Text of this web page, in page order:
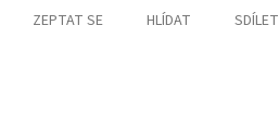
ZEPTAT SE HLÍDAT SDÍLET